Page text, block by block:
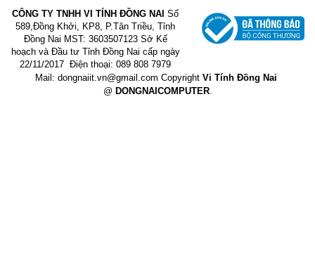
CÔNG TY TNHH VI TÍNH ĐỒNG NAI Số
589,Đồng Khởi, KP8, P.Tân Triều, Tỉnh
Đồng Nai MST: 3603507123 Sở Kế
hoạch và Đầu tư Tỉnh Đồng Nai cấp ngày
22/11/2017 Điện thoại: 089 808 7979
Mail: dongnaiit.vn@gmail.com Copyright Vi Tính Đồng Nai
@ DONGNAICOMPUTER.